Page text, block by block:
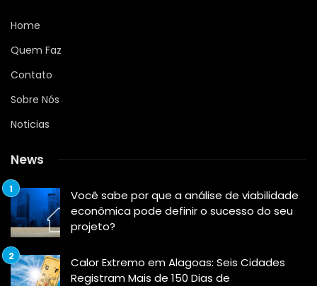
Home
Quem Faz
Contato
Sobre Nós
Noticias
News
Você sabe por que a análise de viabilidade
econômica pode definir o sucesso do seu
projeto?
Calor Extremo em Alagoas: Seis Cidades
Registram Mais de 150 Dias de